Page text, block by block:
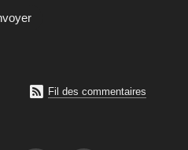
 Fil des commentaires